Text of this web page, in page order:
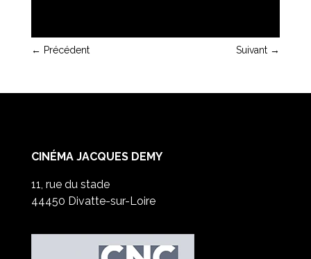
← Précédent Suivant →
CINÉMA JACQUES DEMY
11, rue du stade
44450 Divatte-sur-Loire